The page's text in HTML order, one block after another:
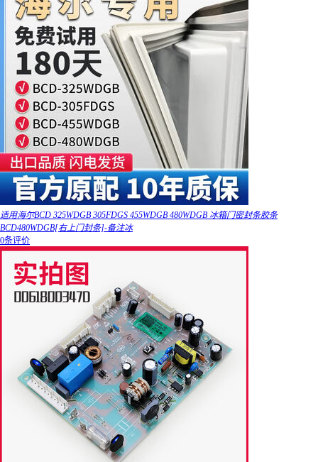
适用海尔BCD 325WDGB 305FDGS 455WDGB 480WDGB 冰箱门密封条胶条
BCD480WDGB[右上门封条]-备注冰
0条评价